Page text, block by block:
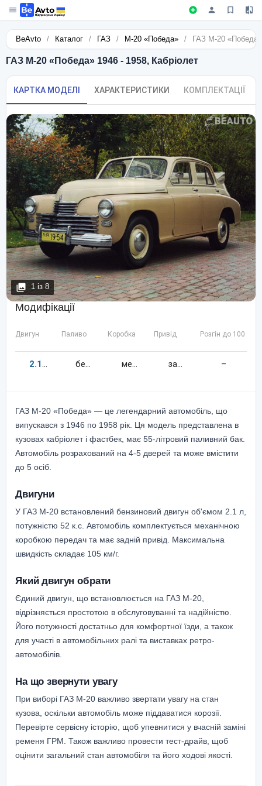
BeAvto / Каталог / ГАЗ / М-20 «Победа» / ГАЗ М-20
ГАЗ М-20 «Победа» 1946 - 1958, Кабріолет
КАРТКА МОДЕЛІ ХАРАКТЕРИСТИКИ КОМПЛЕКТАЦІЇ
1 із 8
Модифікації
Двигун Паливо Коробка Привід Розгін до 100 км/
2.152 бензин механіка задній –
ГАЗ М-20 «Победа» — це легендарний автомобіль, що
випускався з 1946 по 1958 рік. Ця модель представлена в
кузовах кабріолет і фастбек, має 55-літровий паливний бак.
Автомобіль розрахований на 4-5 дверей та може вмістити
до 5 осіб.
Двигуни
У ГАЗ М-20 встановлений бензиновий двигун об'ємом 2.1 л,
потужністю 52 к.с. Автомобіль комплектується механічною
коробкою передач та має задній привід. Максимальна
швидкість складає 105 км/г.
Який двигун обрати
Єдиний двигун, що встановлюється на ГАЗ М-20,
відрізняється простотою в обслуговуванні та надійністю.
Його потужності достатньо для комфортної їзди, а також
для участі в автомобільних ралі та виставках ретро-
автомобілів.
На що звернути увагу
При виборі ГАЗ М-20 важливо звертати увагу на стан
кузова, оскільки автомобіль може піддаватися корозії.
Перевірте сервісну історію, щоб упевнитися у вчасній заміні
ременя ГРМ. Також важливо провести тест-драйв, щоб
оцінити загальний стан автомобіля та його ходові якості.